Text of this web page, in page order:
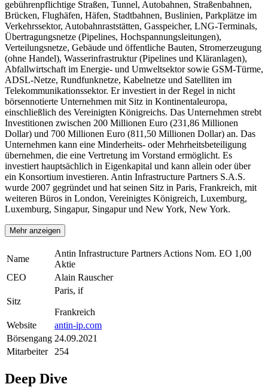
gebührenpflichtige Straßen, Tunnel, Autobahnen, Straßenbahnen,
Brücken, Flughäfen, Häfen, Stadtbahnen, Buslinien, Parkplätze im
Verkehrssektor, Autobahnraststätten, Gasspeicher, LNG-Terminals,
Übertragungsnetze (Pipelines, Hochspannungsleitungen),
Verteilungsnetze, Gebäude und öffentliche Bauten, Stromerzeugung
(ohne Handel), Wasserinfrastruktur (Pipelines und Kläranlagen),
Abfallwirtschaft im Energie- und Umweltsektor sowie GSM-Türme,
ADSL-Netze, Rundfunknetze, Kabelnetze und Satelliten im
Telekommunikationssektor. Er investiert in der Regel in nicht
börsennotierte Unternehmen mit Sitz in Kontinentaleuropa,
einschließlich des Vereinigten Königreichs. Das Unternehmen strebt
Investitionen zwischen 200 Millionen Euro (231,86 Millionen
Dollar) und 700 Millionen Euro (811,50 Millionen Dollar) an. Das
Unternehmen kann eine Minderheits- oder Mehrheitsbeteiligung
übernehmen, die eine Vertretung im Vorstand ermöglicht. Es
investiert hauptsächlich in Eigenkapital und kann allein oder über
ein Konsortium investieren. Antin Infrastructure Partners S.A.S.
wurde 2007 gegründet und hat seinen Sitz in Paris, Frankreich, mit
weiteren Büros in London, Vereinigtes Königreich, Luxemburg,
Luxemburg, Singapur, Singapur und New York, New York.
Mehr anzeigen
Name
Antin Infrastructure Partners Actions Nom. EO 1,00
Aktie
CEO
Alain Rauscher
Sitz
Paris, if
Frankreich
Website
antin-ip.com
Börsengang 24.09.2021
Mitarbeiter
254
Deep Dive